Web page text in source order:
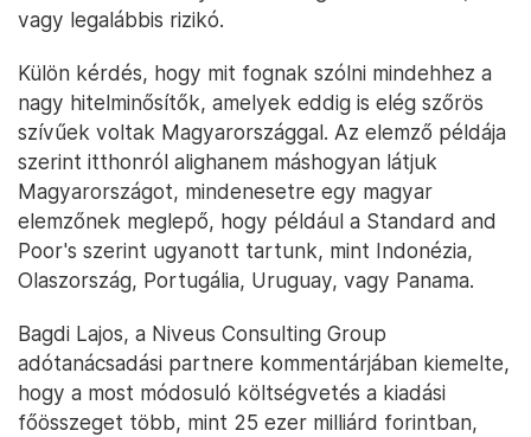
vagy legalábbis rizikó.
Külön kérdés, hogy mit fognak szólni mindehhez a
nagy hitelminősítők, amelyek eddig is elég szőrös
szívűek voltak Magyarországgal. Az elemző példája
szerint itthonról alighanem máshogyan látjuk
Magyarországot, mindenesetre egy magyar
elemzőnek meglepő, hogy például a Standard and
Poor's szerint ugyanott tartunk, mint Indonézia,
Olaszország, Portugália, Uruguay, vagy Panama.
Bagdi Lajos, a Niveus Consulting Group
adótanácsadási partnere kommentárjában kiemelte,
hogy a most módosuló költségvetés a kiadási
főösszeget több, mint 25 ezer milliárd forintban,